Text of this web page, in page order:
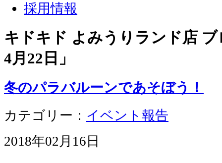
採用情報
キドキド よみうりランド店
4月22日 」
冬のパラバルーンであそぼう！
カテゴリー： イベント報告
2018年02月16日